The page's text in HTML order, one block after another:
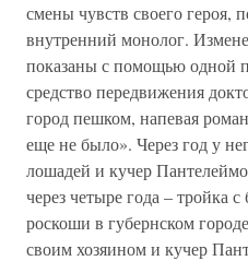
смены чувств своего героя,
внутренний монолог.
показаны с помощью одной
средство передвижения
город пешком, напевая
еще не было». Через год у
лошадей и кучер
через четыре года – тройка
роскоши в губернском
своим хозяином и кучер